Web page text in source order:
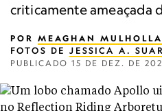
criticamente ameaçada
POR MEAGHAN
FOTOS DE JESSICA A.
PUBLICADO 15 DE DEZ. DE